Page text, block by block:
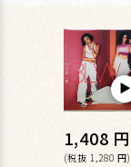
▶︎
通
1,408 円
(税抜 1,280 円)